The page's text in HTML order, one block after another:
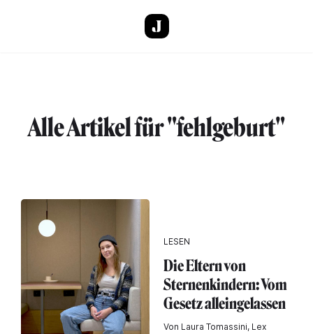
Alle Artikel für "fehlgeburt"
LESEN
Die Eltern von
Sternenkindern: Vom
Gesetz alleingelassen
Von Laura Tomassini, Lex